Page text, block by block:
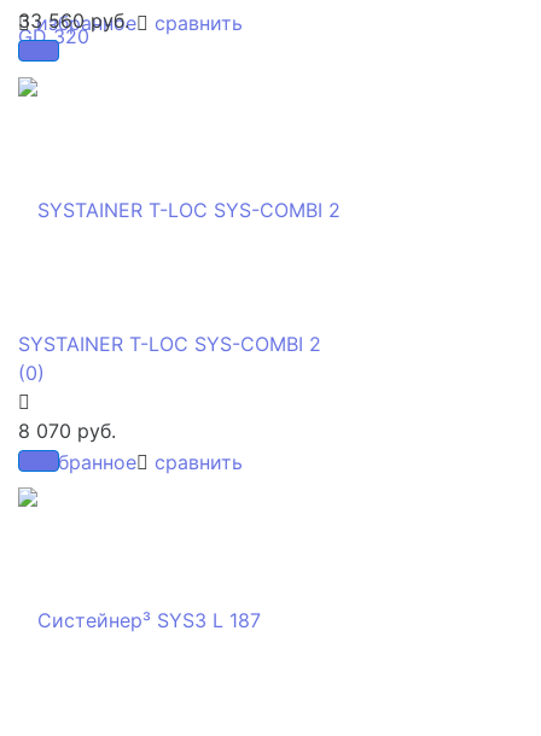
избранное сравнить
33 560 руб.
избранное сравнить
SYSTAINER T-LOC SYS-COMBI 2
(0)
8 070 руб.